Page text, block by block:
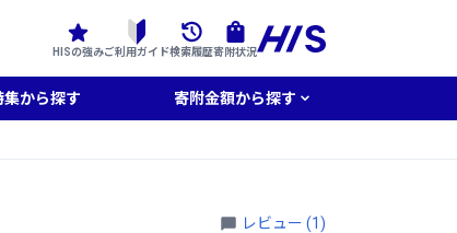
HISの強みご利用ガイド検索履歴寄附状況
集から探す 寄附金額から探す
レビュー (1)